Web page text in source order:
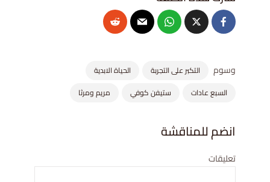
وسوم التكبر على التجربة
الحياة الابدية
السبع عادات
ستيفن كوفي مريم ومرثا
انضم للمناقشة
تعليقات